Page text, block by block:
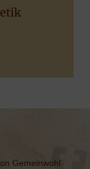
Gemeinwohl